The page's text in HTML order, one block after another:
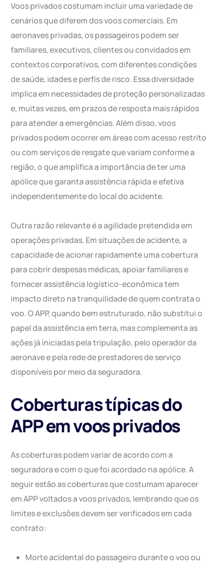
Voos privados costumam incluir uma variedade de
cenários que diferem dos voos comerciais. Em
aeronaves privadas, os passageiros podem ser
familiares, executivos, clientes ou convidados em
contextos corporativos, com diferentes condições
de saúde, idades e perfis de risco. Essa diversidade
implica em necessidades de proteção personalizadas
e, muitas vezes, em prazos de resposta mais rápidos
para atender a emergências. Além disso, voos
privados podem ocorrer em áreas com acesso restrito
ou com serviços de resgate que variam conforme a
região, o que amplifica a importância de ter uma
apólice que garanta assistência rápida e efetiva
independentemente do local do acidente.
Outra razão relevante é a agilidade pretendida em
operações privadas. Em situações de acidente, a
capacidade de acionar rapidamente uma cobertura
para cobrir despesas médicas, apoiar familiares e
fornecer assistência logístico-econômica tem
impacto direto na tranquilidade de quem contrata o
voo. O APP, quando bem estruturado, não substitui o
papel da assistência em terra, mas complementa as
ações já iniciadas pela tripulação, pelo operador da
aeronave e pela rede de prestadores de serviço
disponíveis por meio da seguradora.
Coberturas típicas do
APP em voos privados
As coberturas podem variar de acordo com a
seguradora e com o que foi acordado na apólice. A
seguir estão as coberturas que costumam aparecer
em APP voltados a voos privados, lembrando que os
limites e exclusões devem ser verificados em cada
contrato:
Morte acidental do passageiro durante o voo ou